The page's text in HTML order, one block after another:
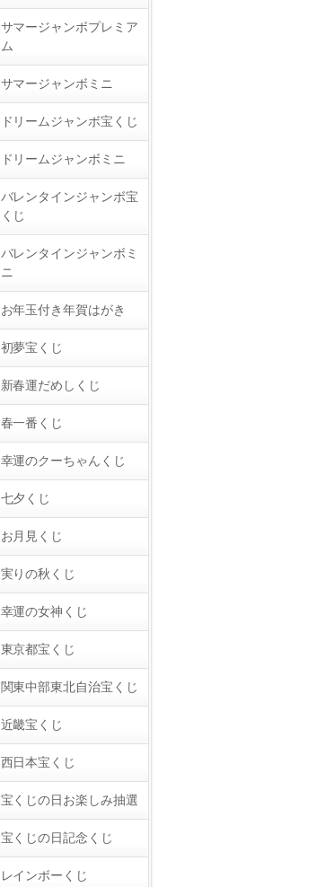
サマージャンボプレミア
ム
サマージャンボミニ
ドリームジャンボ宝くじ
ドリームジャンボミニ
バレンタインジャンボ宝
くじ
バレンタインジャンボミ
ニ
お年玉付き年賀はがき
初夢宝くじ
新春運だめしくじ
春一番くじ
幸運のクーちゃんくじ
七夕くじ
お月見くじ
実りの秋くじ
幸運の女神くじ
東京都宝くじ
関東中部東北自治宝くじ
近畿宝くじ
西日本宝くじ
宝くじの日お楽しみ抽選
宝くじの日記念くじ
レインボーくじ